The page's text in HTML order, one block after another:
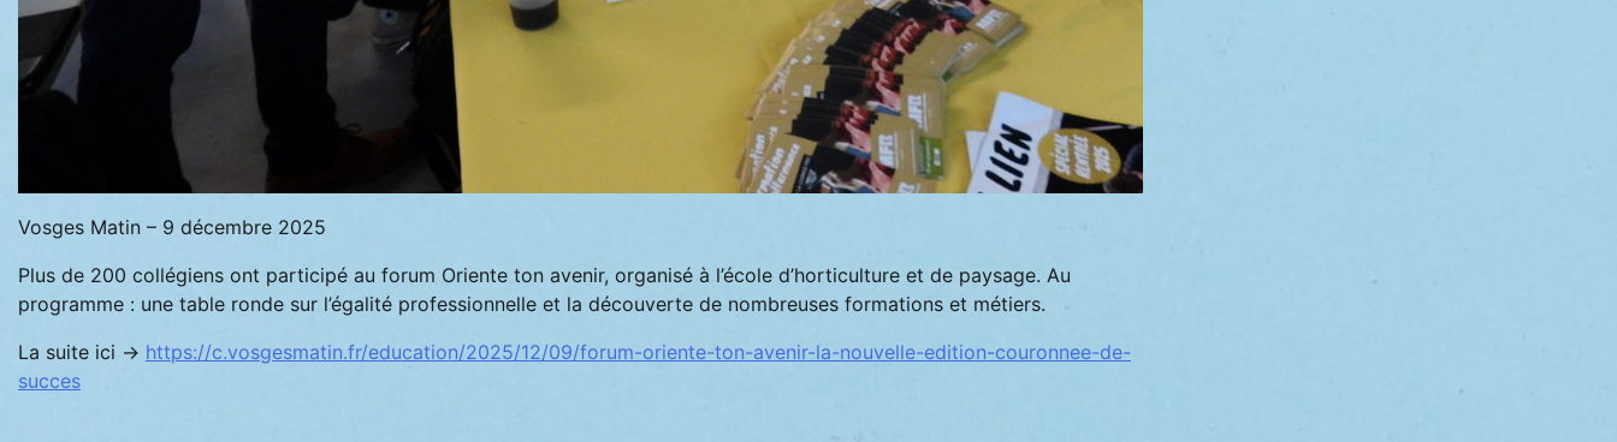
Vosges Matin – 9 décembre 2025
Plus de 200 collégiens ont participé au forum Oriente ton avenir, organisé à l’école d’horticulture et de paysage. Au
programme : une table ronde sur l’égalité professionnelle et la découverte de nombreuses formations et métiers.
La suite ici -> https://c.vosgesmatin.fr/education/2025/12/09/forum-oriente-ton-avenir-la-nouvelle-edition-couronnee-de-
succes